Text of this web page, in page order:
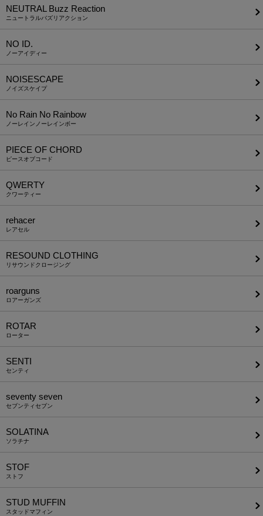
NEUTRAL Buzz Reaction
ニュートラルバズリアクション
NO ID.
ノーアイディー
NOISESCAPE
ノイズスケイプ
No Rain No Rainbow
ノーレインノーレインボー
PIECE OF CHORD
ピースオブコード
QWERTY
クワーティー
rehacer
レアセル
RESOUND CLOTHING
リサウンドクロージング
roarguns
ロアーガンズ
ROTAR
ローター
SENTI
センティ
seventy seven
セブンティセブン
SOLATINA
ソラチナ
STOF
ストフ
STUD MUFFIN
スタッドマフィン